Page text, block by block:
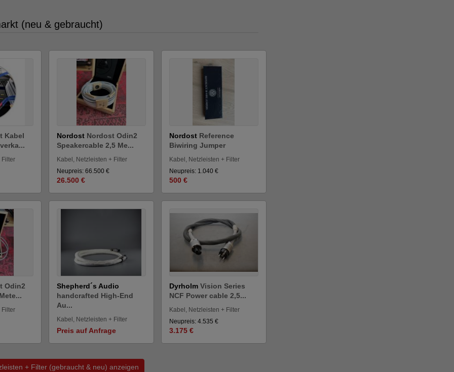
(neu & gebraucht)
Kabel
Filter
Nordost Nordost Odin2
Speakercable 2,5 Me...
Kabel, Netzleisten + Filter
Neupreis: 66.500 €
26.500 €
Nordost Reference
Biwiring Jumper
Kabel, Netzleisten + Filter
Neupreis: 1.040 €
500 €
Odin2
Filter
Shepherd´s Audio
handcrafted High-End
Au...
Kabel, Netzleisten + Filter
Preis auf Anfrage
DyrholmVision Series
NCF Power cable 2,5...
Kabel, Netzleisten + Filter
Neupreis: 4.535 €
3.175 €
+ Filter (gebraucht & neu) anzeigen